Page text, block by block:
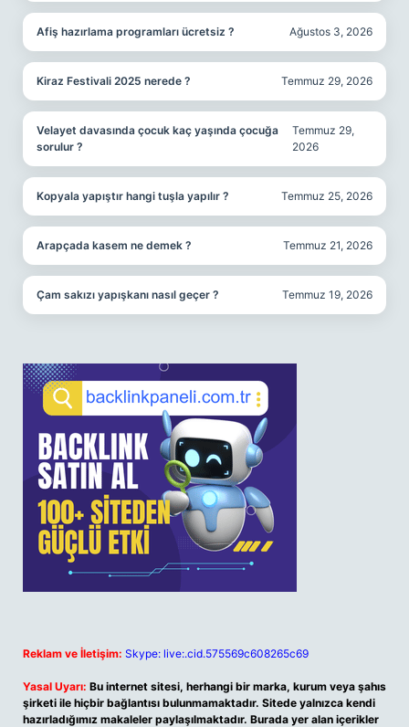
Afiş hazırlama programları ücretsiz ? Ağustos 3, 2026
Kiraz Festivali 2025 nerede ? Temmuz 29, 2026
Velayet davasında çocuk kaç yaşında çocuğa
sorulur ?
Temmuz 29,
2026
Kopyala yapıştır hangi tuşla yapılır ? Temmuz 25, 2026
Arapçada kasem ne demek ? Temmuz 21, 2026
Çam sakızı yapışkanı nasıl geçer ? Temmuz 19, 2026
Reklam ve İletişim: Skype: live:.cid.575569c608265c69
Yasal Uyarı: Bu internet sitesi, herhangi bir marka, kurum veya şahıs
şirketi ile hiçbir bağlantısı bulunmamaktadır. Sitede yalnızca kendi
hazırladığımız makaleler paylaşılmaktadır. Burada yer alan içerikler